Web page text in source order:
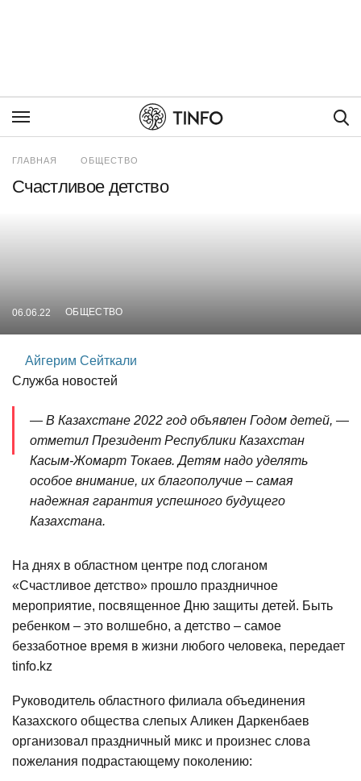
ГЛАВНАЯ ОБЩЕСТВО
Счастливое детство
06.06.22 ОБЩЕСТВО
Айгерим Сейткали
Служба новостей
— В Казахстане 2022 год объявлен Годом детей, —
отметил Президент Республики Казахстан
Касым-Жомарт Токаев. Детям надо уделять
особое внимание, их благополучие – самая
надежная гарантия успешного будущего
Казахстана.
На днях в областном центре под слоганом
«Счастливое детство» прошло праздничное
мероприятие, посвященное Дню защиты детей. Быть
ребенком – это волшебно, а детство – самое
беззаботное время в жизни любого человека, передает
tinfo.kz
Руководитель областного филиала объединения
Казахского общества слепых Аликен Даркенбаев
организовал праздничный микс и произнес слова
пожелания подрастающему поколению: